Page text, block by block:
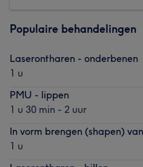
Populaire behandelingen
Laserontharen - onderbenen
1 u
PMU - lippen
1 u 30 min - 2 uur
In vorm brengen (shapen)
1 u